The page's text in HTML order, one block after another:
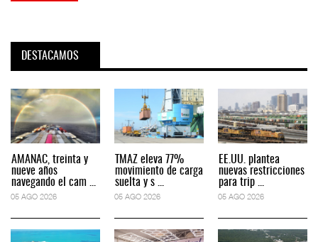
DESTACAMOS
AMANAC, treinta y
nueve años
navegando el cam ...
05 AGO 2026
TMAZ eleva 77%
movimiento de carga
suelta y s ...
05 AGO 2026
EE.UU. plantea
nuevas restricciones
para trip ...
05 AGO 2026